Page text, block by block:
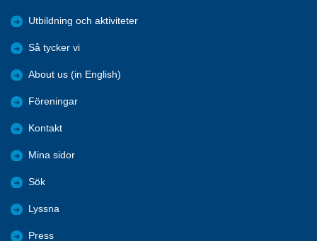
Utbildning och aktiviteter
Så tycker vi
About us (in English)
Föreningar
Kontakt
Mina sidor
Sök
Lyssna
Press